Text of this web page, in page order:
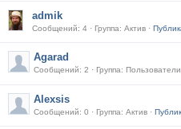
admik
Сообщений: 4 · Группа: Актив ·
Agarad
Alexsis
Сообщений: 0 · Группа: Актив ·